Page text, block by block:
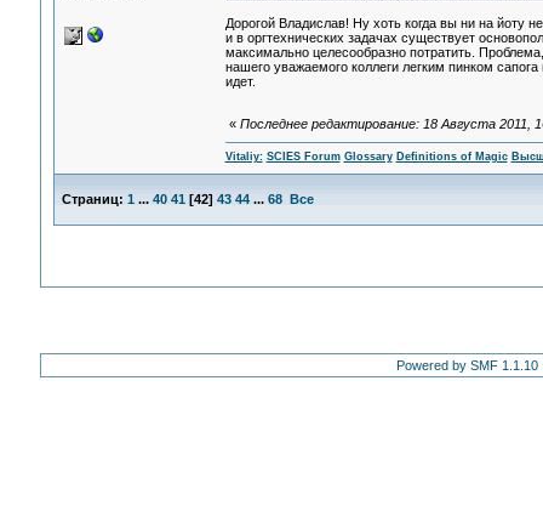
Дорогой Владислав! Ну хоть когда вы ни на йоту
и в оргтехнических задачах существует
максимально целесообразно потратить.
нашего уважаемого коллеги легким пинком
идет.
« Последнее редактирование: 18 Августа 2011,
Vitaliy: SCIES Forum Glossary Definitions of Magic
Страниц: 1 ... 40 41 [42] 43 44 ... 68 Все
Powered by SMF 1.1.10